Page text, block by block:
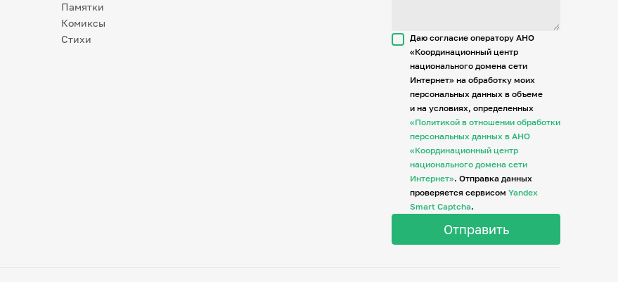
Памятки
Комиксы
Стихи
Даю согласие оператору АНО
«Координационный центр
национального домена сети
Интернет» на обработку моих
персональных данных в объеме
и на условиях, определенных
«Политикой в отношении обработки
персональных данных в АНО
«Координационный центр
национального домена сети
Интернет». Отправка данных
проверяется сервисом Yandex
Smart Captcha.